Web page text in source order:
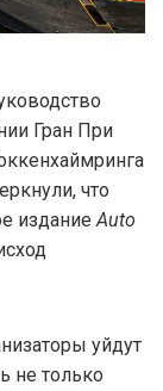
Гран При
что
издание Auto
уйдут
не только